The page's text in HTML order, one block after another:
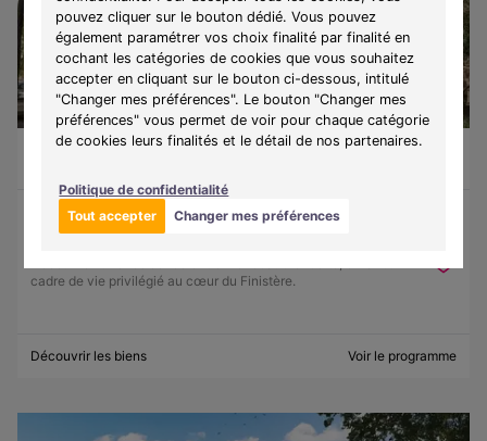
pouvez cliquer sur le bouton dédié. Vous pouvez
également paramétrer vos choix finalité par finalité en
cochant les catégories de cookies que vous souhaitez
accepter en cliquant sur le bouton ci-dessous, intitulé
"Changer mes préférences". Le bouton "Changer mes
préférences" vous permet de voir pour chaque catégorie
de cookies leurs finalités et le détail de nos partenaires.
Politique de confidentialité
Tout accepter
Changer mes préférences
Guilvinec (29730)
À partir de 130 500 €
cadre de vie privilégié au cœur du Finistère.
Découvrir les biens Voir le programme